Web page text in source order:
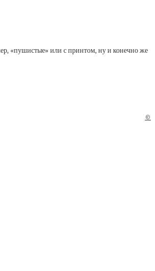
«пушистые» или с принтом, ну и конечно же
©